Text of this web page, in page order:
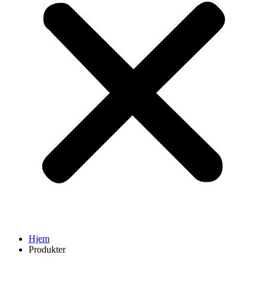
Hjem
Produkter